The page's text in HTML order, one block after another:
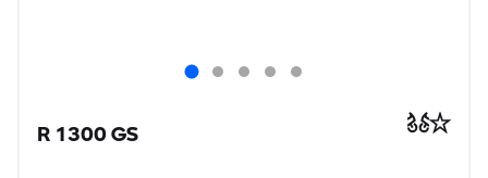
R 1300 GS